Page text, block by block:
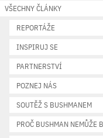
VŠECHNY ČLÁNKY
REPORTÁŽE
INSPIRUJ SE
PARTNERSTVÍ
POZNEJ NÁS
SOUTĚŽ S BUSHMANEM
PROČ BUSHMAN NEMŮŽE